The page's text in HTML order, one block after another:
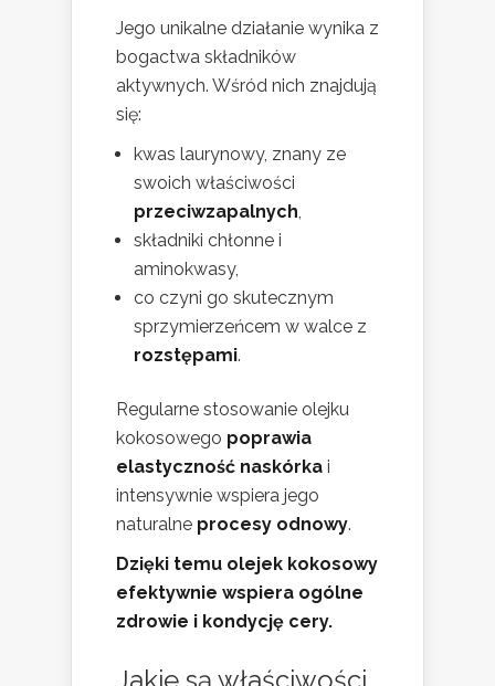
Jego unikalne działanie wynika z
bogactwa składników
aktywnych. Wśród nich znajdują
się:
kwas laurynowy, znany ze
swoich właściwości
przeciwzapalnych,
składniki chłonne i
aminokwasy,
co czyni go skutecznym
sprzymierzeńcem w walce z
rozstępami.
Regularne stosowanie olejku
kokosowego poprawia
elastyczność naskórka i
intensywnie wspiera jego
naturalne procesy odnowy.
Dzięki temu olejek kokosowy
efektywnie wspiera ogólne
zdrowie i kondycję cery.